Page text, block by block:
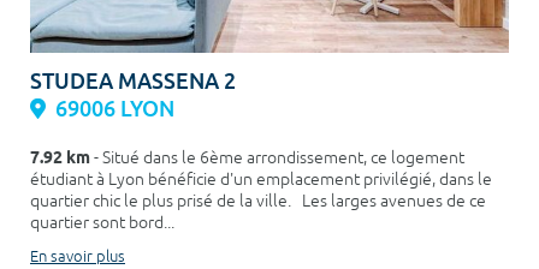
STUDEA MASSENA 2
69006 LYON
7.92 km- Situé dans le 6ème arrondissement, ce logement
étudiant à Lyon bénéficie d'un emplacement privilégié, dans le
quartier chic le plus prisé de la ville. Les larges avenues de ce
quartier sont bord...
En savoir plus